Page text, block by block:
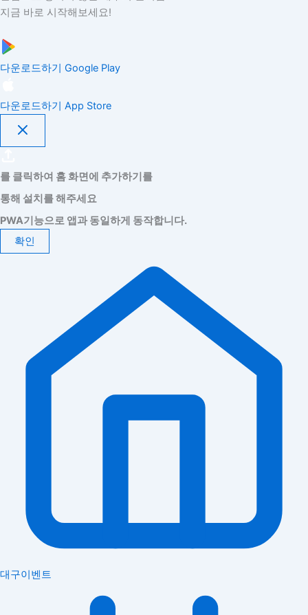
지금 바로 시작해보세요!
다운로드하기 Google Play
다운로드하기 App Store
를 클릭하여 홈 화면에 추가하기를
통해 설치를 해주세요
PWA기능으로 앱과 동일하게 동작합니다.
확인
대구이벤트